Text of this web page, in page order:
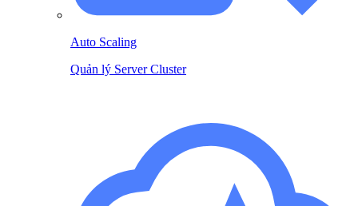
Auto Scaling
Quản lý Server Cluster